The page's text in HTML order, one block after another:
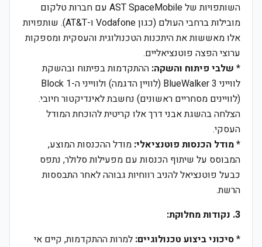
השותפויות של AST SpaceMobile עם חברות טלקום
מובילות ברחבי העולם (כגון Vodafone ו-AT&T). שותפויות
אלו מאששות את היתכנות הטכנולוגית והעסקית ומספקות
ערוצי הפצה פוטנציאליים.
* שלבי פיתוח והשקה: ההתקדמות בפיתוח ובהשקת
לווייני BlueWalker 3 (לוויין הדגמה) ולווייני ה-Block 1
(לוויינים מסחריים ראשונים) נחשבת לאינדיקטור חיובי.
הצלחה בהשגת אבני דרך אלו קריטית להוכחת המודל
העסקי.
*מודל הכנסות פוטנציאלי: מודל ההכנסות המוצע,
המבוסס על שיתוף הכנסות עם מפעילות סלולר, נתפס
כבעל פוטנציאל להניב רווחיות גבוהה לאחר התבססות
הרשת.
3. נקודות מחלוקת:
*סיכוני ביצוע טכנולוגיים: למרות ההתקדמות, קיים אי